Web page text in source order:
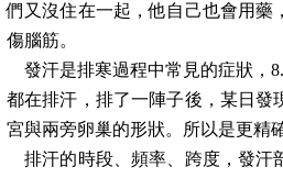
們又沒住在一起，他自己也會用藥
傷腦筋。
發汗是排寒過程中常見的症狀，
都在排汗，排了一陣子後，某日發
宮與兩旁卵巢的形狀。所以是更精
排汗的時段、頻率、跨度，發汗